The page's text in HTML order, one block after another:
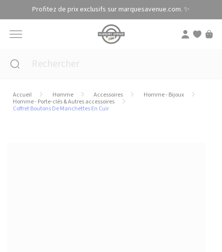
Profitez de prix exclusifs sur marquesavenue.com. ✨
Accueil Homme Accessoires
Homme - Bijoux
Homme - Porte-clés & Autres accessoires
Coffret Boutons De Manchettes En Cuir
Panneau de gestion des cookies